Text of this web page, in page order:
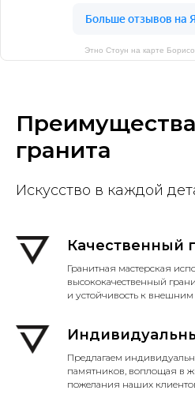
Этно Стоун на карте
гранита
Искусство в каждой
Качественный
Гранитная мастерская
высококачественный
и устойчивость к
Предлагаем
памятников, воплощая в
пожелания наших